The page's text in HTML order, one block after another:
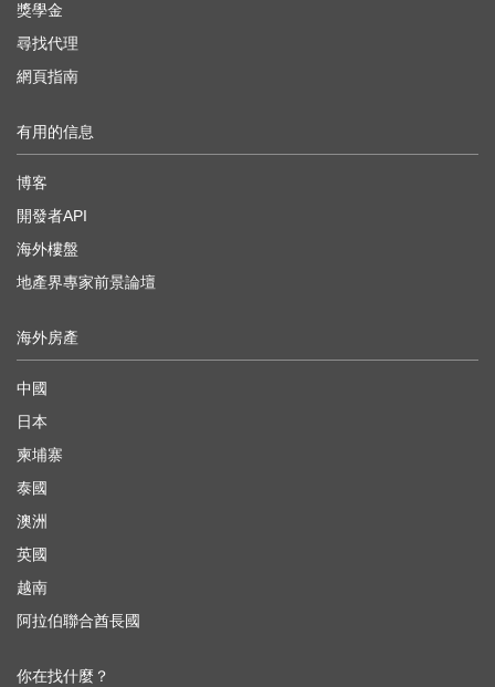
獎學金
尋找代理
網頁指南
有用的信息
博客
開發者API
海外樓盤
地產界專家前景論壇
海外房產
中國
日本
柬埔寨
泰國
澳洲
英國
越南
阿拉伯聯合酋長國
你在找什麼？